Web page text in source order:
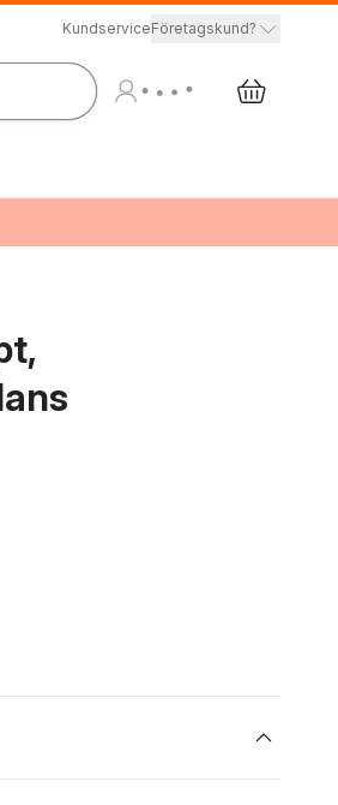
KundserviceFöretagskund?